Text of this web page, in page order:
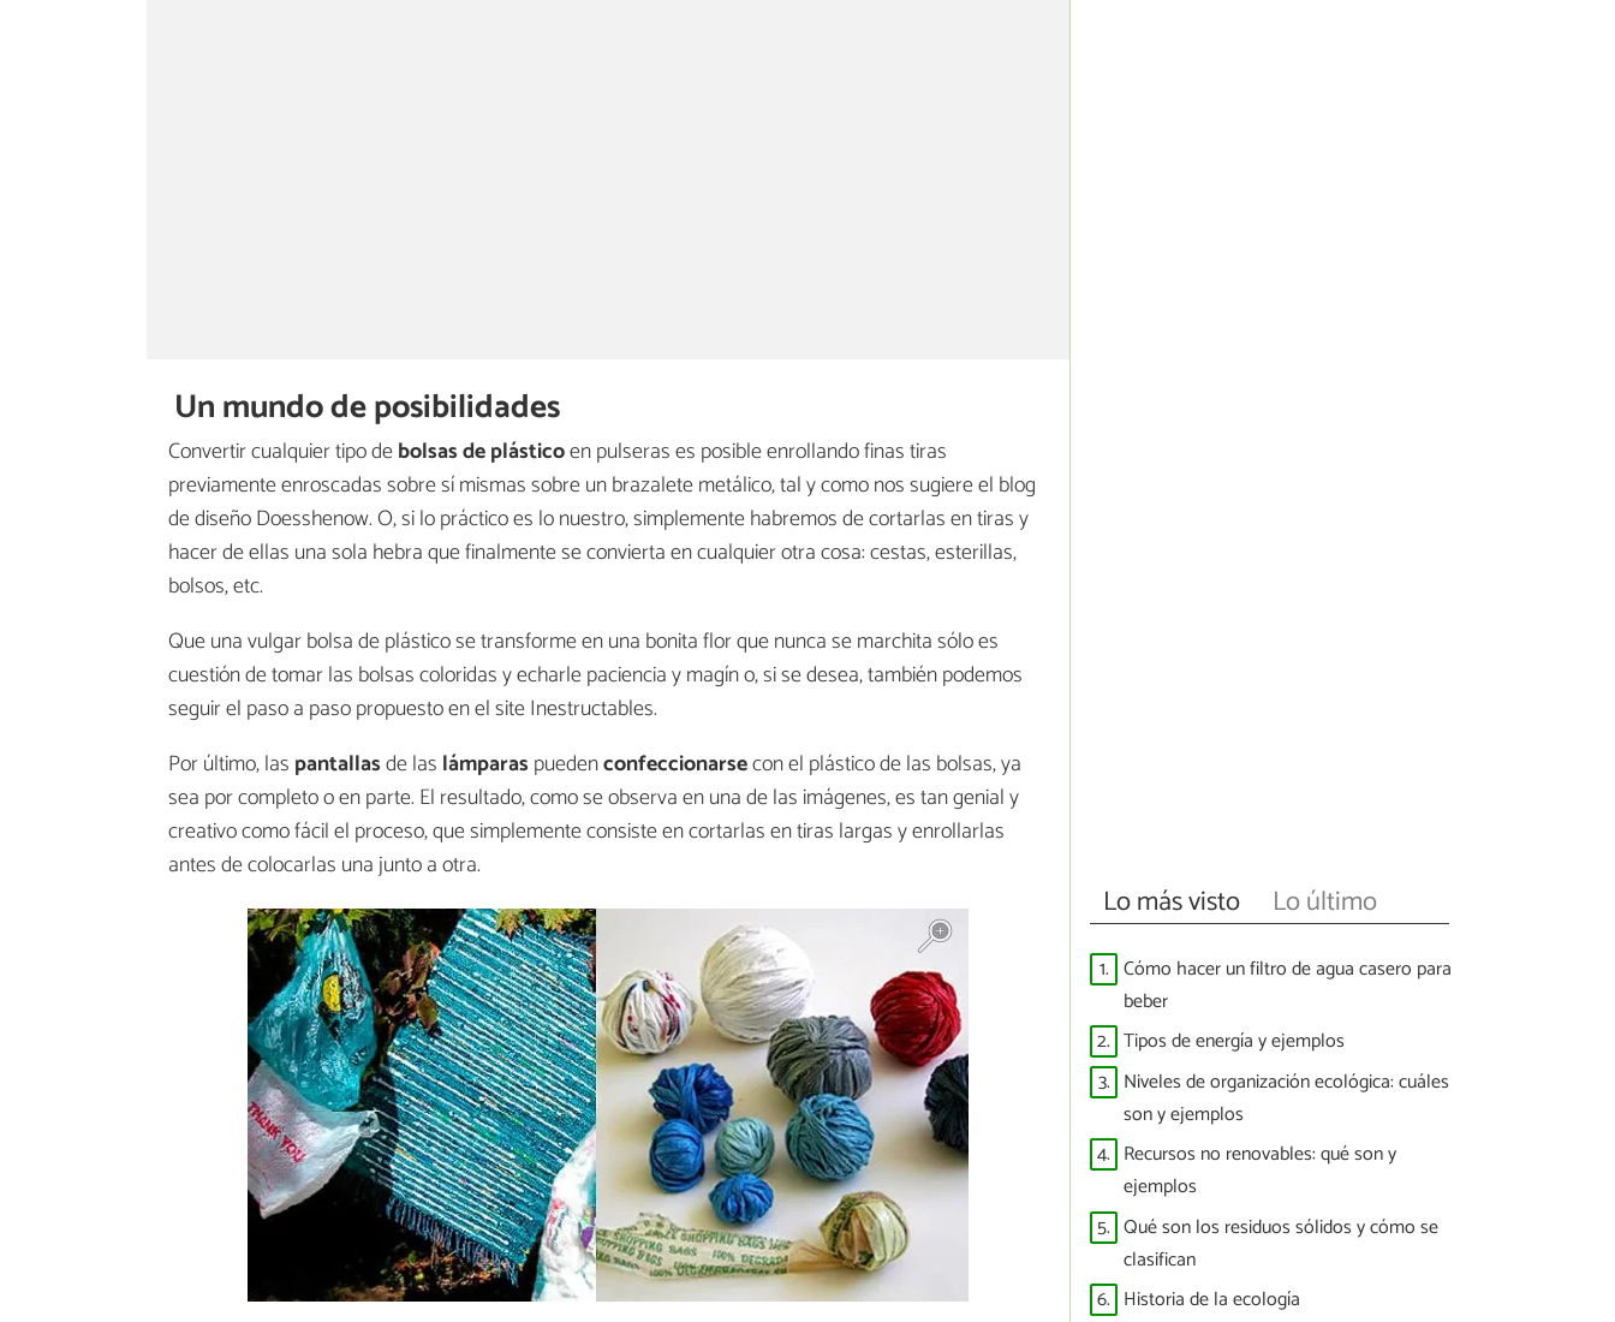
Un mundo de posibilidades
Convertir cualquier tipo debolsas de plásticoen pulseras es posible enrollando finas tiras
previamente enroscadas sobre sí mismas sobre un brazalete metálico, tal y como nos sugiere el blog
de diseño Doesshenow. O, si lo práctico es lo nuestro, simplemente habremos de cortarlas en tiras y
hacer de ellas una sola hebra que finalmente se convierta en cualquier otra cosa: cestas, esterillas,
bolsos, etc.
Que una vulgar bolsa de plástico se transforme en una bonita flor que nunca se marchita sólo es
cuestión de tomar las bolsas coloridas y echarle paciencia y magín o, si se desea, también podemos
seguir el paso a paso propuesto en el site Inestructables.
Por último, las pantallasde las lámparas puedenconfeccionarsecon el plástico de las bolsas, ya
sea por completo o en parte. El resultado, como se observa en una de las imágenes, es tan genial y
creativo como fácil el proceso, que simplemente consiste en cortarlas en tiras largas y enrollarlas
antes de colocarlas una junto a otra.
Lo más visto Lo último
1. Cómo hacer un filtro de agua casero para
beber
2. Tipos de energía y ejemplos
3. Niveles de organización ecológica: cuáles
son y ejemplos
4. Recursos no renovables: qué son y
ejemplos
5. Qué son los residuos sólidos y cómo se
clasifican
6. Historia de la ecología